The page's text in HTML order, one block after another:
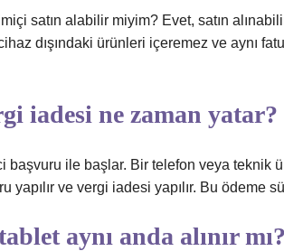
satın alabilir miyim? Evet, satın
dışındaki ürünleri içeremez ve aynı
iadesi ne zaman yatar?
ile başlar. Bir telefon veya teknik
yapılır ve vergi iadesi yapılır. Bu ödeme
aynı anda alınır mı?